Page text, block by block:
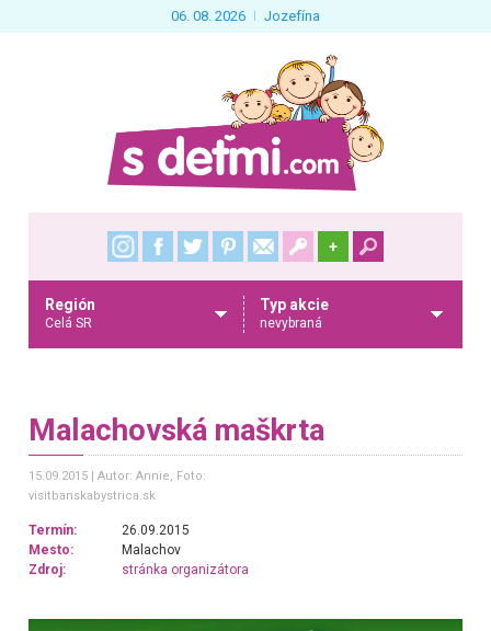
06. 08. 2026 Jozefína
+
Región
Celá SR
Typ akcie
nevybraná
Malachovská maškrta
15.09.2015 Autor: Annie, Foto:
visitbanskabystrica.sk
Termín:
26.09.2015
Mesto:
Malachov
Zdroj:
stránka organizátora